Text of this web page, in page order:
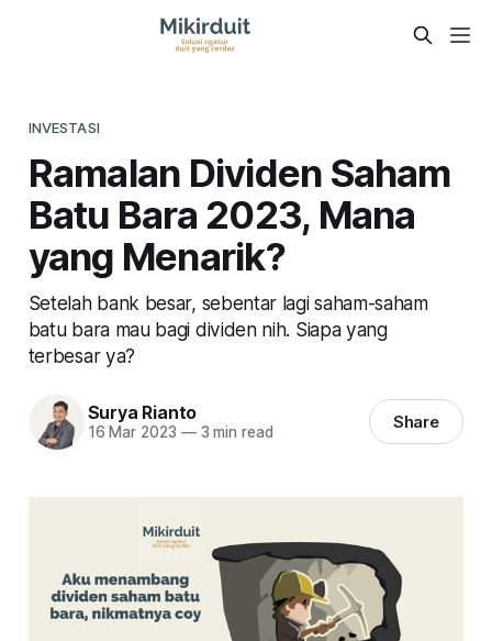
INVESTASI
Ramalan Dividen Saham
Batu Bara 2023, Mana
yang Menarik?
Setelah bank besar, sebentar lagi saham-saham
batu bara mau bagi dividen nih. Siapa yang
terbesar ya?
Surya Rianto
16 Mar 2023 —3 min read Share